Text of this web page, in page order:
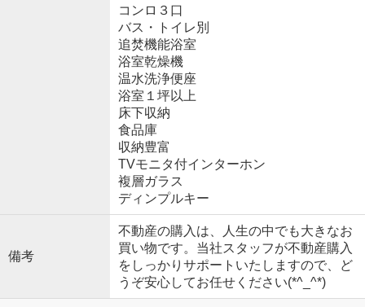
コンロ３口
バス・トイレ別
追焚機能浴室
浴室乾燥機
温水洗浄便座
浴室１坪以上
床下収納
食品庫
収納豊富
TVモニタ付インターホン
複層ガラス
ディンプルキー
備考
不動産の購入は、人生の中でも大きなお
買い物です。当社スタッフが不動産購入
をしっかりサポートいたしますので、ど
うぞ安心してお任せください(*^_^*)